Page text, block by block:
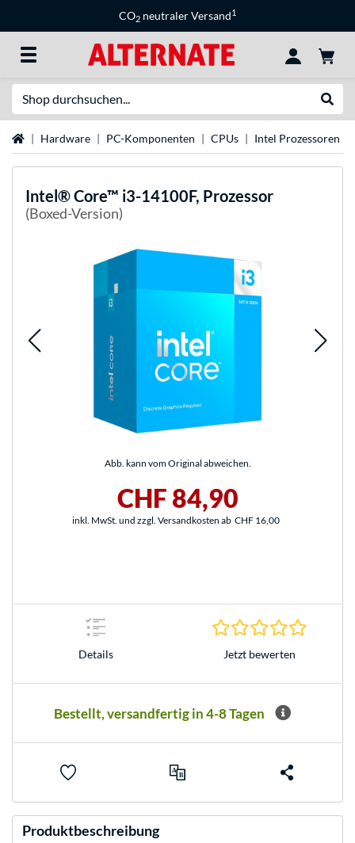
CO2 neutraler Versand1
StartseiteHardware PC-Komponenten CPUs Intel Prozessoren
Intel®Core™ i3-14100F, Prozessor
(Boxed-Version)
Abb. kann vom Original abweichen.
CHF 84,90
inkl. MwSt. und zzgl. Versandkosten ab CHF 16,00
Details Jetzt bewerten
Bestellt, versandfertig in 4-8 Tagen
Produktbeschreibung